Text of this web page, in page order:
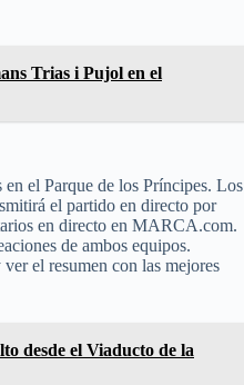
Trias i Pujol en el
el Parque de los Príncipes. Los
el partido en directo por
en directo en MARCA.com.
de ambos equipos.
el resumen con las mejores
desde el Viaducto de la